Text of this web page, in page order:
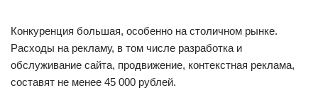
Конкуренция большая, особенно на столичном рынке.
Расходы на рекламу, в том числе разработка и
обслуживание сайта, продвижение, контекстная реклама,
составят не менее 45 000 рублей.